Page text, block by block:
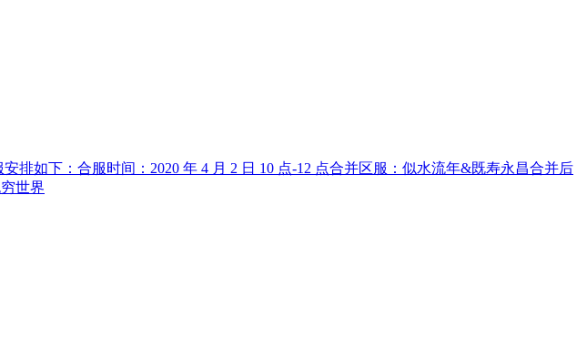
如下：合服时间：2020 年 4 月 2 日 10 点-12 点合并区服：似水流年&既寿永昌合并后
世界